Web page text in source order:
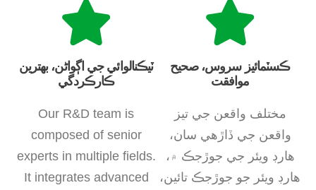
ٽيڪنالوائي جي اڳواڻن، بهترين
ڪارڪردگي
Our R&D team is
composed of senior
experts in multiple fields.
It integrates advanced
ڪسٽمائيز سروس، صحيح
موافقت
مختلف واقعن جي تيز
واقعن جي ڏاڙهي سان،
هارڊ ويئر جي جوڙجڪ ۾،
هارڊ ويئر جو جوڙجڪ تائين،